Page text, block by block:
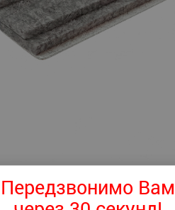
Передзвонимо Вам